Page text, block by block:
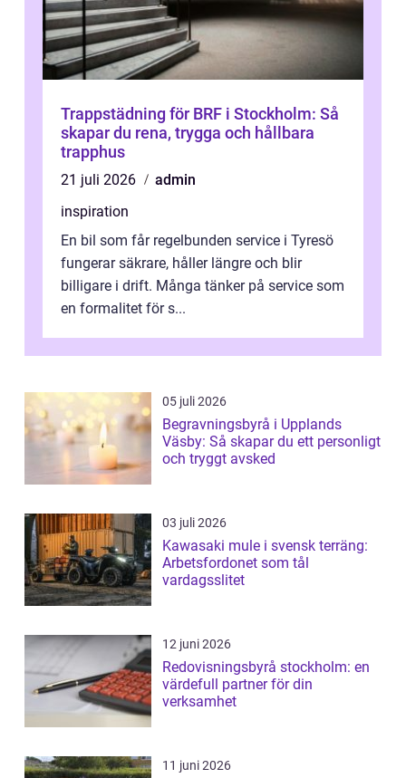
Trappstädning för BRF i Stockholm: Så
skapar du rena, trygga och hållbara
trapphus
21 juli 2026
admin
inspiration
En bil som får regelbunden service i Tyresö
fungerar säkrare, håller längre och blir
billigare i drift. Många tänker på service som
en formalitet för s...
05 juli 2026
Begravningsbyrå i Upplands
Väsby: Så skapar du ett personligt
och tryggt avsked
03 juli 2026
Kawasaki mule i svensk terräng:
Arbetsfordonet som tål
vardagsslitet
12 juni 2026
Redovisningsbyrå stockholm: en
värdefull partner för din
verksamhet
11 juni 2026